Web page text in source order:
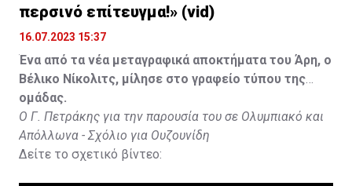
περσινό επίτευγμα!» (vid)
16.07.2023 15:37
Ένα από τα νέα μεταγραφικά αποκτήματα του Άρη, ο
Βέλικο Νίκολιτς, μίλησε στο γραφείο τύπου της
ομάδας.
Ο Γ. Πετράκης για την παρουσία του σε Ολυμπιακό και
Απόλλωνα - Σχόλιο για Ουζουνίδη
Δείτε το σχετικό βίντεο: